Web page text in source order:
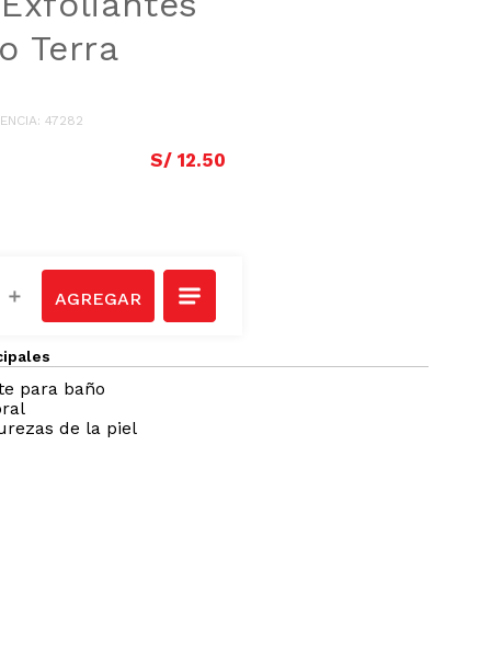
Terra
: 47282
S/ 12.50
＋
para baño
de la piel